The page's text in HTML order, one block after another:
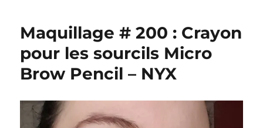
:
Maquillage # 200 : Crayon
pour les sourcils Micro
Brow Pencil – NYX